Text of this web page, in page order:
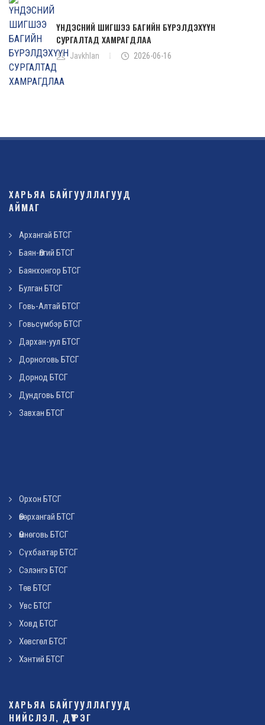
ҮНДЭСНИЙ ШИГШЭЭ БАГИЙН БҮРЭЛДЭХҮҮН
СУРГАЛТАД ХАМРАГДЛАА
Javkhlan 2026-06-16
ХАРЬЯА БАЙГУУЛЛАГУУД
АЙМАГ
Архангай БТСГ
Баян-Өлгий БТСГ
Баянхонгор БТСГ
Булган БТСГ
Говь-Алтай БТСГ
Говьсүмбэр БТСГ
Дархан-уул БТСГ
Дорноговь БТСГ
Дорнод БТСГ
Дундговь БТСГ
Завхан БТСГ
Орхон БТСГ
Өвөрхангай БТСГ
Өмнөговь БТСГ
Сүхбаатар БТСГ
Сэлэнгэ БТСГ
Төв БТСГ
Увс БТСГ
Ховд БТСГ
Хөвсгөл БТСГ
Хэнтий БТСГ
ХАРЬЯА БАЙГУУЛЛАГУУД
НИЙСЛЭЛ, ДҮҮРЭГ